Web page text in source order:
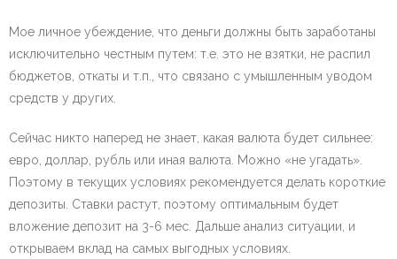
Мое личное убеждение, что деньги должны быть заработаны
исключительно честным путем: т.е. это не взятки, не распил
бюджетов, откаты и т.п., что связано с умышленным уводом
средств у других.
Сейчас никто наперед не знает, какая валюта будет сильнее:
евро, доллар, рубль или иная валюта. Можно «не угадать».
Поэтому в текущих условиях рекомендуется делать короткие
депозиты. Ставки растут, поэтому оптимальным будет
вложение депозит на 3-6 мес. Дальше анализ ситуации, и
открываем вклад на самых выгодных условиях.